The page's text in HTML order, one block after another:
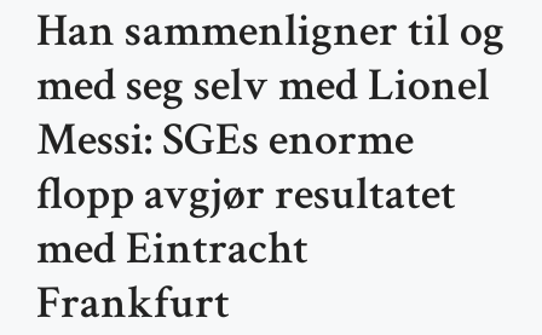
Han sammenligner til og
med seg selv med Lionel
Messi: SGEs enorme
flopp avgjør resultatet
med Eintracht
Frankfurt